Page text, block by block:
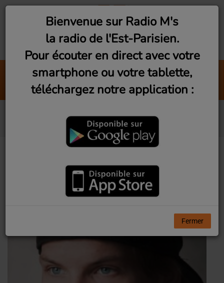
Paris 18e : Le Bar Commun
Radio M's (Tina)
Bienvenue sur Radio M's
la radio de l'Est-Parisien.
Pour écouter en direct avec votre
smartphone ou votre tablette,
téléchargez notre application :
Fermer